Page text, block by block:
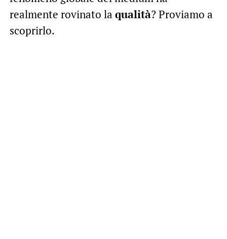
realmente rovinato la qualità? Proviamo a
scoprirlo.